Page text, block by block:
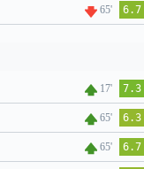
65' 6.7
17' 7.3
65' 6.3
65' 6.7